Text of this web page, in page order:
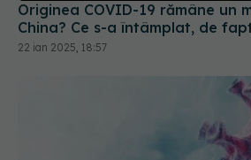
Originea COVID-19 rămâne un
China? Ce s-a întâmplat, de
22 ian 2025, 18:57